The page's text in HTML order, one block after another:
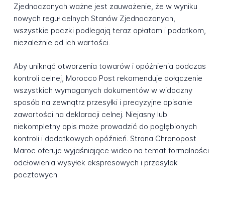
Zjednoczonych ważne jest zauważenie, że w wyniku
nowych reguł celnych Stanów Zjednoczonych,
wszystkie paczki podlegają teraz opłatom i podatkom,
niezależnie od ich wartości.
Aby uniknąć otworzenia towarów i opóźnienia podczas
kontroli celnej, Morocco Post rekomenduje dołączenie
wszystkich wymaganych dokumentów w widoczny
sposób na zewnątrz przesyłki i precyzyjne opisanie
zawartości na deklaracji celnej. Niejasny lub
niekompletny opis może prowadzić do pogłębionych
kontroli i dodatkowych opóźnień. Strona Chronopost
Maroc oferuje wyjaśniające wideo na temat formalności
odcłowienia wysyłek ekspresowych i przesyłek
pocztowych.